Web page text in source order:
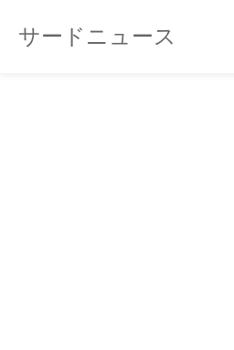
サードニュース